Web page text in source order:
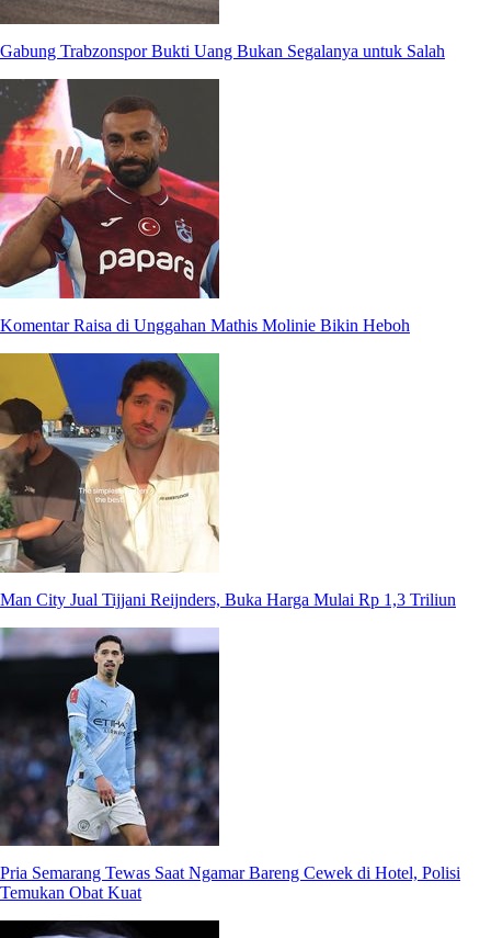
Gabung Trabzonspor Bukti Uang Bukan Segalanya untuk Salah
Komentar Raisa di Unggahan Mathis Molinie Bikin Heboh
Man City Jual Tijjani Reijnders, Buka Harga Mulai Rp 1,3 Triliun
Pria Semarang Tewas Saat Ngamar Bareng Cewek di Hotel, Polisi
Temukan Obat Kuat